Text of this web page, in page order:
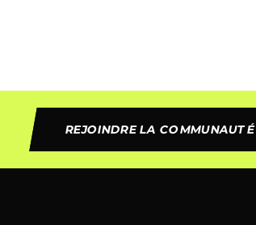
REJOINDRE LA COMMUNAUTÉ